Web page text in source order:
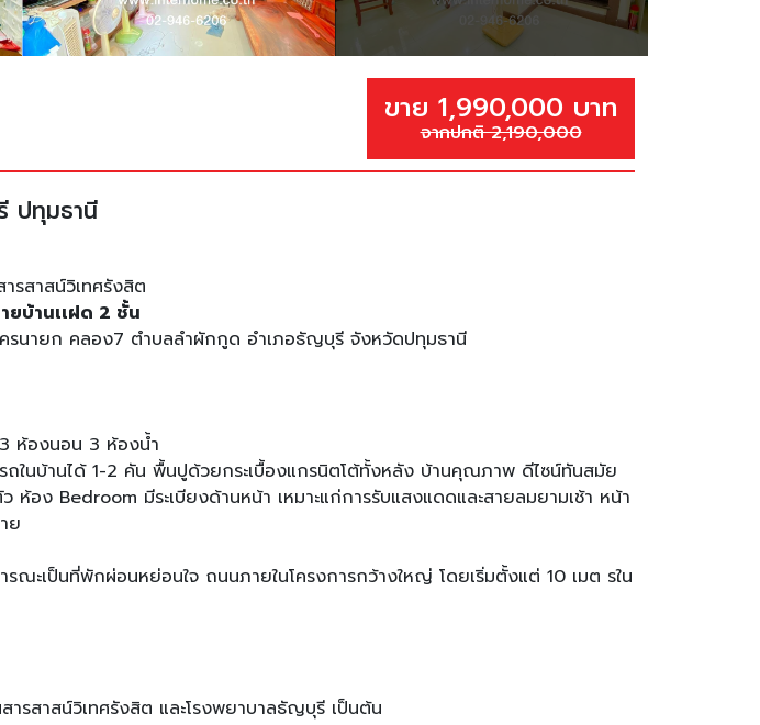
ขาย 1,990,000 บาท
จากปกติ 2,190,000
ปทุมธานี
รสาสน์วิเทศรังสิต
บ้านเเฝด 2 ชั้น
นครนายก คลอง7 ตำบลลำผักกูด อำเภอธัญบุรี จังหวัดปทุมธานี
ห้องนอน 3 ห้องน้ำ
ในบ้านได้ 1-2 คัน พื้นปูด้วยกระเบื้องแกรนิตโต้ทั้งหลัง บ้านคุณภาพ ดีไซน์ทันสมัย
ง Bedroom มีระเบียงด้านหน้า เหมาะแก่การรับแสงแดดและสายลมยามเช้า หน้า
ย
ะเป็นที่พักผ่อนหย่อนใจ ถนนภายในโครงการกว้างใหญ่ โดยเริ่มตั้งแต่ 10 เมต รใน
รสาสน์วิเทศรังสิต และโรงพยาบาลธัญบุรี เป็นต้น